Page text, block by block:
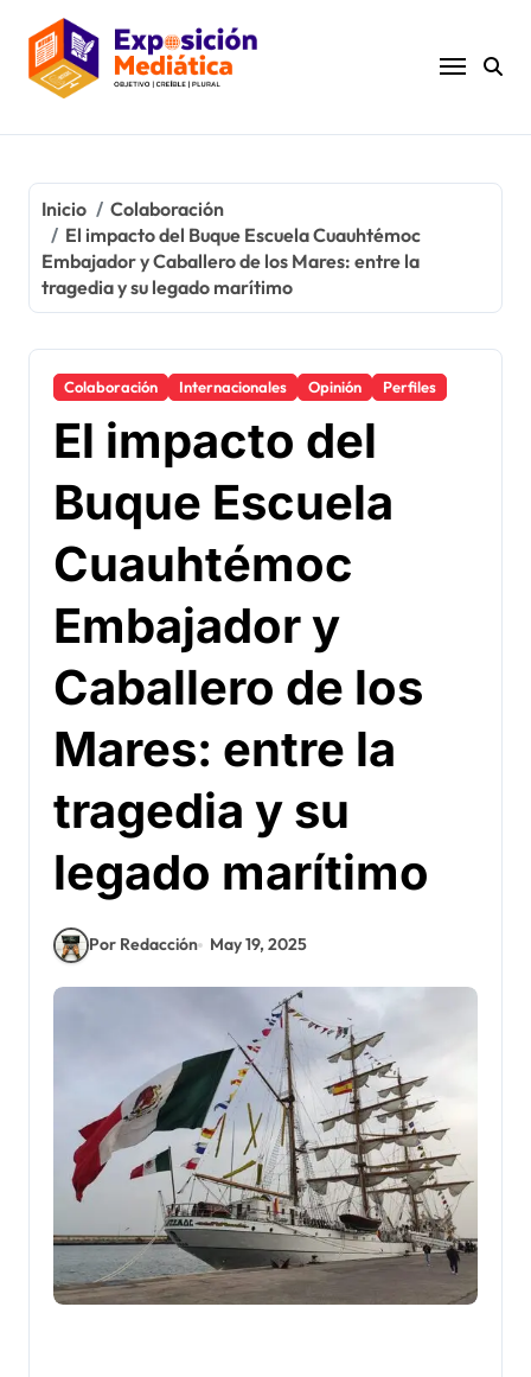
contenido
Inicio
Colaboración
El impacto del Buque Escuela Cuauhtémoc
Embajador y Caballero de los Mares: entre la
tragedia y su legado marítimo
Colaboración Internacionales Opinión Perfiles
El impacto del
Buque Escuela
Cuauhtémoc
Embajador y
Caballero de los
Mares: entre la
tragedia y su
legado marítimo
Por Redacción May 19, 2025